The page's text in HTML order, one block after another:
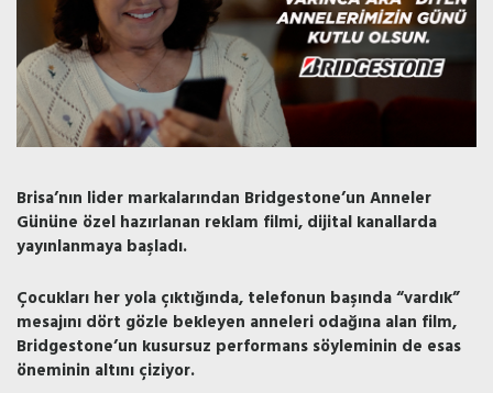
Brisa’nın lider markalarından Bridgestone’un Anneler
Gününe özel hazırlanan reklam filmi, dijital kanallarda
yayınlanmaya başladı.
Çocukları her yola çıktığında, telefonun başında “vardık”
mesajını dört gözle bekleyen anneleri odağına alan film,
Bridgestone’un kusursuz performans söyleminin de esas
öneminin altını çiziyor.